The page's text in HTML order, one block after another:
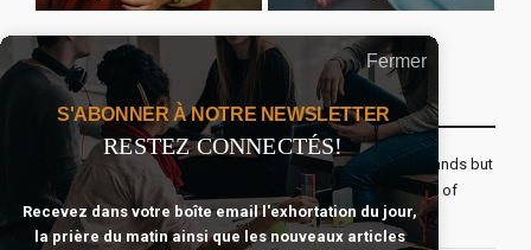
Recevoir Notre Newsletter Chaque Matin
The real voyage of discovery consists not in seeking new lands but
seeing with new eyes. All journeys have secret destinations of
which the traveler is unaware.
Fermer
S'ABONNER À NOTRE NEWSLETTER
RESTEZ CONNECTÉS!
Recevez dans votre boîte email l'exhortation du jour,
la prière du matin ainsi que les nouveaux articles